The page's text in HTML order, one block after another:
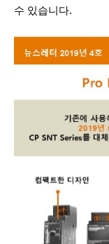
수 있습니다.